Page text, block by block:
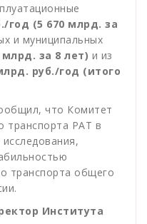
год (5 670 млрд. за
и муниципальных
за 8 лет) и из
руб./год (итого
что Комитет
транспорта РАТ в
транспорта общего
Института